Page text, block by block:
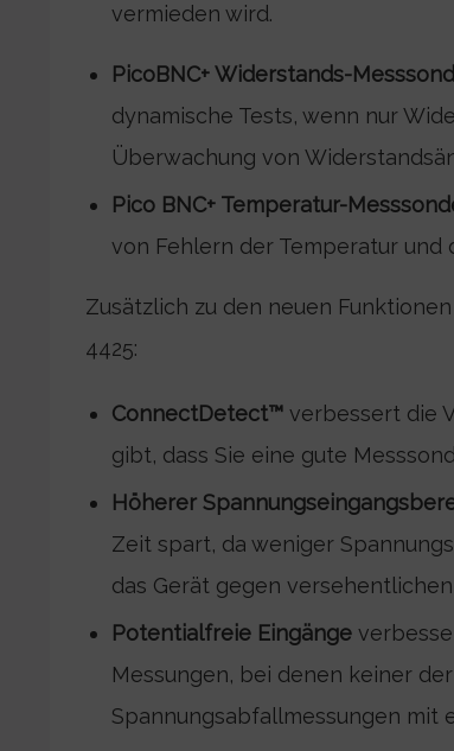
vermieden wird.
PicoBNC+ Widerstands-
dynamische Tests, wenn nur
Überwachung von
Pico BNC+ Temperatur-
von Fehlern der Temperatur und
Zusätzlich zu den neuen
4425:
ConnectDetect™ verbessert die
gibt, dass Sie eine gute
Höherer
Zeit spart, da weniger
das Gerät gegen
Potentialfreie Eingänge
Messungen, bei denen keiner
Spannungsabfallmessungen mit